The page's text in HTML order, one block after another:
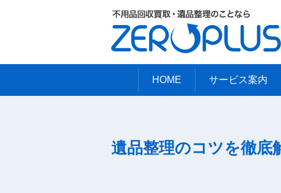
HOME サービス案内
遺品整理のコツを徹底